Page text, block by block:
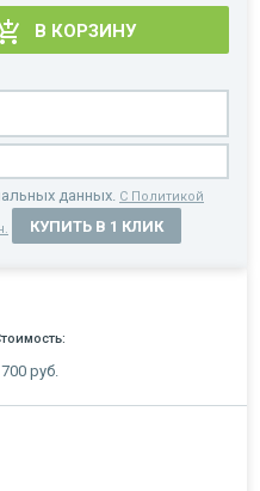
В КОРЗИНУ
данных. С Политикой
КУПИТЬ В 1 КЛИК
руб.